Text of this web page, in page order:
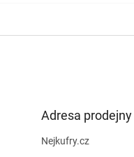
Adresa prodejny
Nejkufry.cz